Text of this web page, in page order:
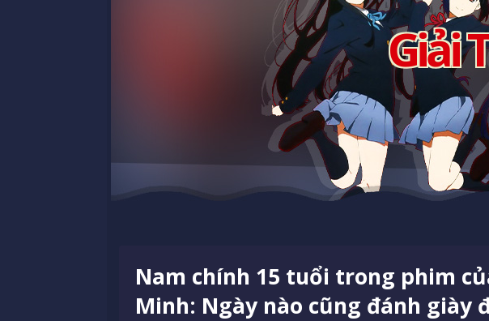
Giải
Nam chính 15 tuổi trong phim
Minh: Ngày nào cũng đánh giày